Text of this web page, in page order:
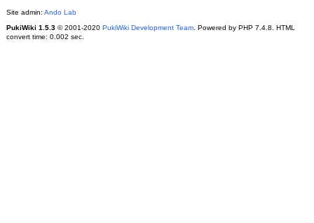
Site admin: Ando Lab
PukiWiki 1.5.3© 2001-2020 PukiWiki Development Team. Powered by PHP 7.4.8. HTML
convert time: 0.002 sec.